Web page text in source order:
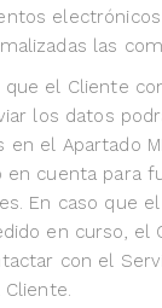
las
que el Cliente
los datos
el Apartado MI
en cuenta para
En caso que
en curso, el
con el